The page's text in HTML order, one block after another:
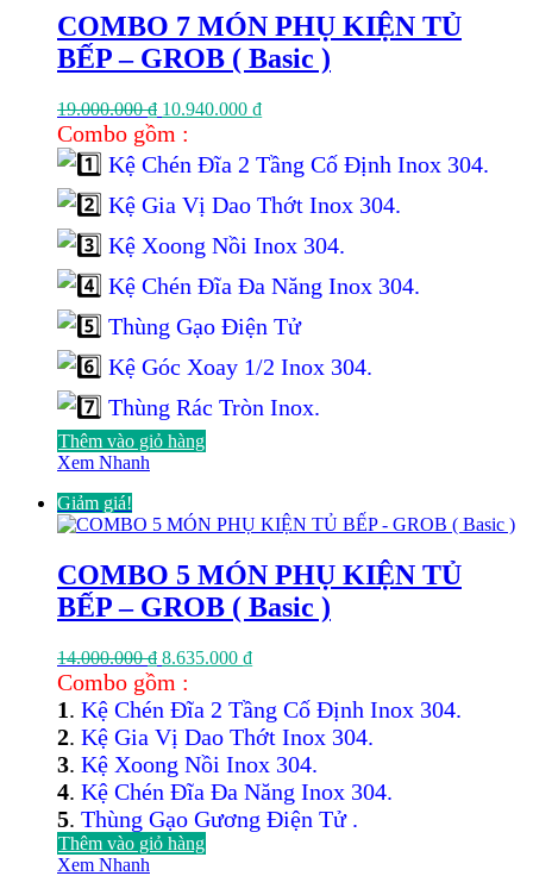
COMBO 7 MÓN PHỤ KIỆN TỦ
BẾP – GROB ( Basic )
19.000.000₫ Giá
gốc
19.000.000 ₫.
10.940.000 ₫Giá
tại
là:
10.940.000 ₫.
Combo gồm :
Kệ Chén Đĩa 2 Tầng Cố Định Inox 304.
Kệ Gia Vị Dao Thớt Inox 304.
Kệ Xoong Nồi Inox 304.
Kệ Chén Đĩa Đa Năng Inox 304.
Thùng Gạo Điện Tử
Kệ Góc Xoay 1/2 Inox 304.
Thùng Rác Tròn Inox.
Thêm vào giỏ hàng
Xem Nhanh
Giảm giá!
COMBO 5 MÓN PHỤ KIỆN TỦ
BẾP – GROB ( Basic )
14.000.000₫ Giá
gốc
là:
14.000.000 ₫.
8.635.000 ₫Giá
tại
là:
8.635.000 ₫.
Combo gồm :
1. Kệ Chén Đĩa 2 Tầng Cố Định Inox 304.
2. Kệ Gia Vị Dao Thớt Inox 304.
3. Kệ Xoong Nồi Inox 304.
4. Kệ Chén Đĩa Đa Năng Inox 304.
5. Thùng Gạo Gương Điện Tử .
Thêm vào giỏ hàng
Xem Nhanh